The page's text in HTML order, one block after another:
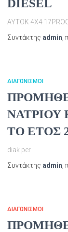
DIESEL
ΑΥΤΟΚ 4Χ4
Συντάκτης admin ,
ΔΙΑΓΩΝΙΣΜΟΊ
ΝΑΤΡΙΟΥ
ΤΟ ΕΤΟΣ
diak per
Συντάκτης admin ,
ΔΙΑΓΩΝΙΣΜΟΊ